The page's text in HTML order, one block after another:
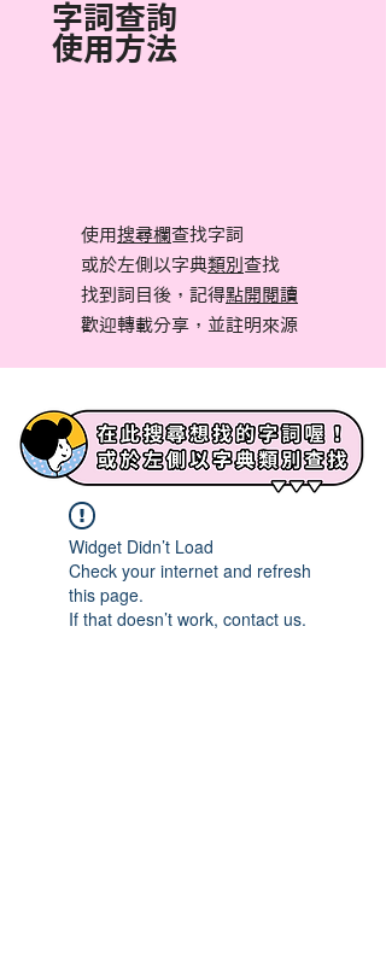
字詞查詢
使用方法
使用搜尋欄查找字詞
或於左側以字典類別 查找
找到詞目後，記得點開閱讀
​歡迎轉載分享，並註明來源
Widget Didn’t Load
Check your internet and refresh
this page.
If that doesn’t work, contact us.